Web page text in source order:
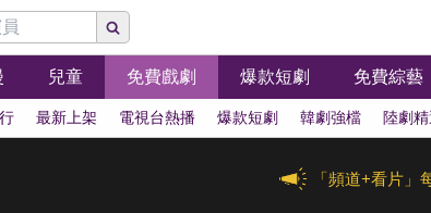
兒童 免費戲劇 爆款短劇 免費綜藝
最新上架 電視台熱播 爆款短劇 韓劇強檔 陸劇
「頻道+看片」